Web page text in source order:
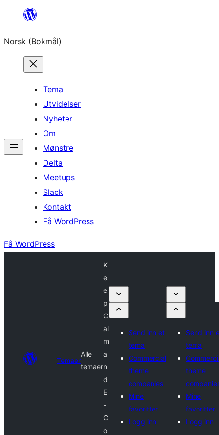
Hopp
innhold
Norsk (Bokmål)
Tema
Utvidelser
Nyheter
Om
Mønstre
Delta
Meetups
Slack
Kontakt
Få WordPress
Få WordPress
Temaer
Alle
temaer
K
e
e
p
C
al
m
a
n
d
E
-
C
o
Send inn et
tema
Commercial
theme
companies
Mine
favoritter
Logg inn
Send inn
tema
theme
Mine
favoritter
Logg inn